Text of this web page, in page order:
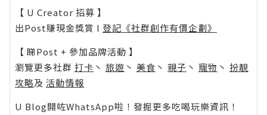
【 U Creator 招募 】
出Post賺現金獎賞 l 登記《社群創作有價企劃》
【 睇Post + 參加品牌活動 】
瀏覽更多社群 打卡 丶 旅遊 丶 美食 丶 親子 丶 寵物 丶 扮靚
攻略及 活動情報
U Blog開咗WhatsApp啦！發掘更多吃喝玩樂資訊！